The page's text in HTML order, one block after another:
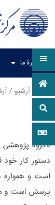
دربارۀ ما
آرشیو /
«گروه
دستور کار
است و
پرسش است و